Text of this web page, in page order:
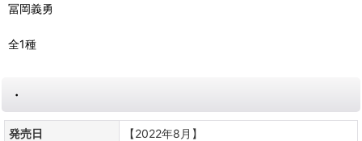
冨岡義勇
全1種
・
発売日 【2022年8月】